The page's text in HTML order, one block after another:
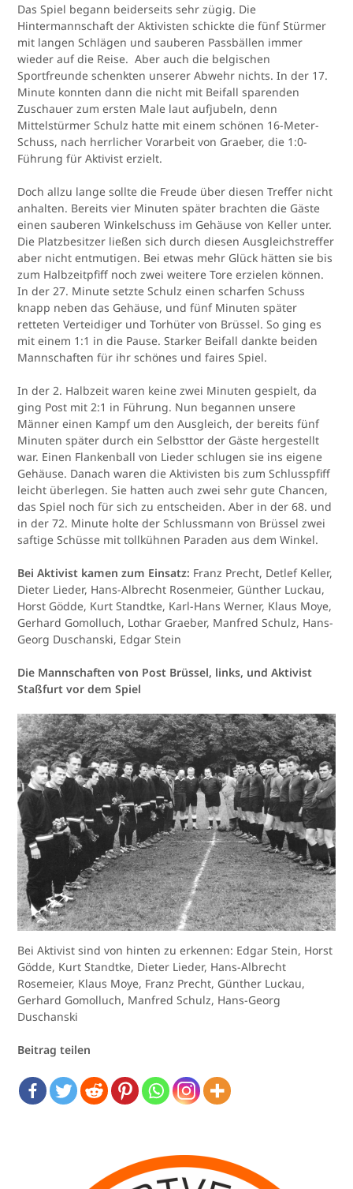
Das Spiel begann beiderseits sehr zügig. Die
Hintermannschaft der Aktivisten schickte die fünf Stürmer
mit langen Schlägen und sauberen Passbällen immer
wieder auf die Reise. Aber auch die belgischen
Sportfreunde schenkten unserer Abwehr nichts. In der 17.
Minute konnten dann die nicht mit Beifall sparenden
Zuschauer zum ersten Male laut aufjubeln, denn
Mittelstürmer Schulz hatte mit einem schönen 16-Meter-
Schuss, nach herrlicher Vorarbeit von Graeber, die 1:0-
Führung für Aktivist erzielt.
Doch allzu lange sollte die Freude über diesen Treffer nicht
anhalten. Bereits vier Minuten später brachten die Gäste
einen sauberen Winkelschuss im Gehäuse von Keller unter.
Die Platzbesitzer ließen sich durch diesen Ausgleichstreffer
aber nicht entmutigen. Bei etwas mehr Glück hätten sie bis
zum Halbzeitpfiff noch zwei weitere Tore erzielen können.
In der 27. Minute setzte Schulz einen scharfen Schuss
knapp neben das Gehäuse, und fünf Minuten später
retteten Verteidiger und Torhüter von Brüssel. So ging es
mit einem 1:1 in die Pause. Starker Beifall dankte beiden
Mannschaften für ihr schönes und faires Spiel.
In der 2. Halbzeit waren keine zwei Minuten gespielt, da
ging Post mit 2:1 in Führung. Nun begannen unsere
Männer einen Kampf um den Ausgleich, der bereits fünf
Minuten später durch ein Selbsttor der Gäste hergestellt
war. Einen Flankenball von Lieder schlugen sie ins eigene
Gehäuse. Danach waren die Aktivisten bis zum Schlusspfiff
leicht überlegen. Sie hatten auch zwei sehr gute Chancen,
das Spiel noch für sich zu entscheiden. Aber in der 68. und
in der 72. Minute holte der Schlussmann von Brüssel zwei
saftige Schüsse mit tollkühnen Paraden aus dem Winkel.
Bei Aktivist kamen zum Einsatz: Franz Precht, Detlef Keller,
Dieter Lieder, Hans-Albrecht Rosenmeier, Günther Luckau,
Horst Gödde, Kurt Standtke, Karl-Hans Werner, Klaus Moye,
Gerhard Gomolluch, Lothar Graeber, Manfred Schulz, Hans-
Georg Duschanski, Edgar Stein
Die Mannschaften von Post Brüssel, links, und Aktivist
Staßfurt vor dem Spiel
Bei Aktivist sind von hinten zu erkennen: Edgar Stein, Horst
Gödde, Kurt Standtke, Dieter Lieder, Hans-Albrecht
Rosemeier, Klaus Moye, Franz Precht, Günther Luckau,
Gerhard Gomolluch, Manfred Schulz, Hans-Georg
Duschanski
Beitrag teilen